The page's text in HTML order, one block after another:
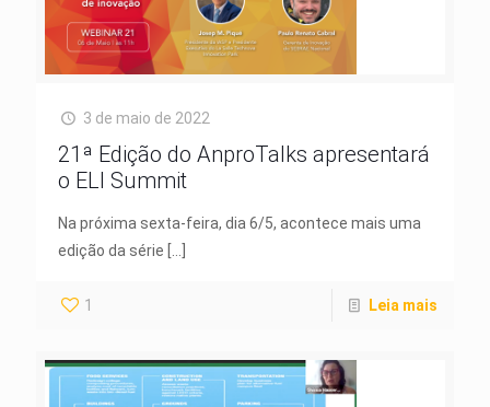
3 de maio de 2022
21ª Edição do AnproTalks apresentará
o ELI Summit
Na próxima sexta-feira, dia 6/5, acontece mais uma
edição da série
1 Leia mais